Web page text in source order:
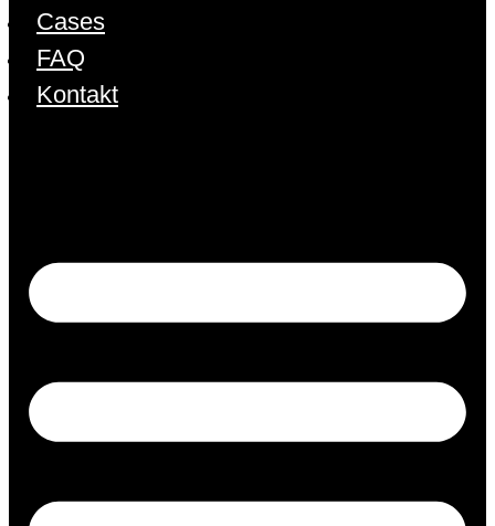
Cases
FAQ
Kontakt